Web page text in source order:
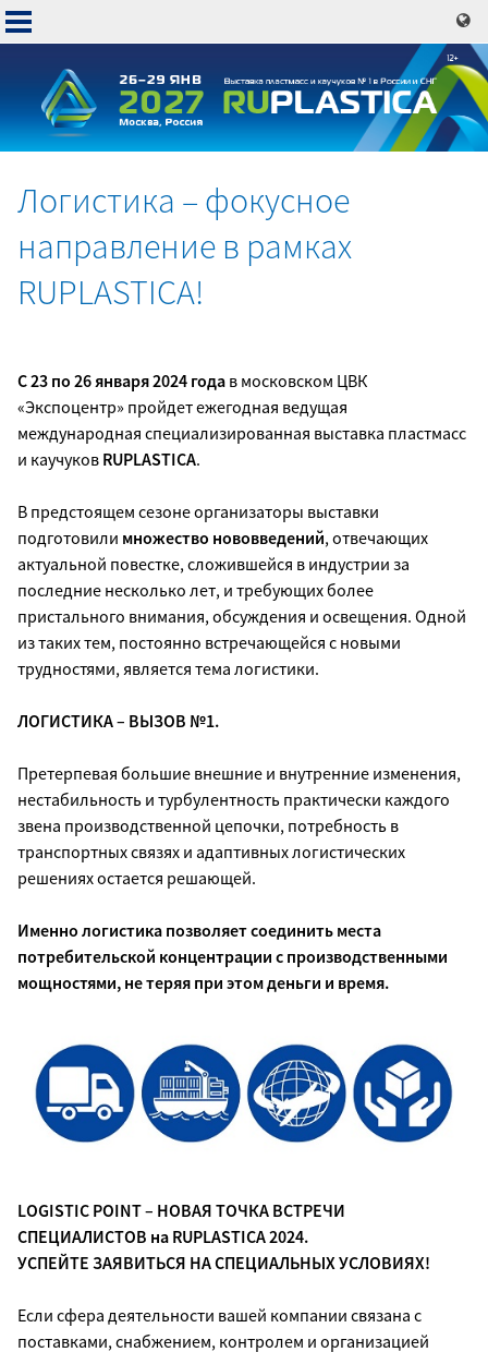
Перейти
к
основному
содержанию
Основная
навигация
Логистика – фокусное
направление в рамках
RUPLASTICA!
С 23 по 26 января 2024 года в московском ЦВК
«Экспоцентр» пройдет ежегодная ведущая
международная специализированная выставка пластмасс
и каучуков RUPLASTICA.
В предстоящем сезоне организаторы выставки
подготовили множество нововведений, отвечающих
актуальной повестке, сложившейся в индустрии за
последние несколько лет, и требующих более
пристального внимания, обсуждения и освещения. Одной
из таких тем, постоянно встречающейся с новыми
трудностями, является тема логистики.
ЛОГИСТИКА – ВЫЗОВ №1.
Претерпевая большие внешние и внутренние изменения,
нестабильность и турбулентность практически каждого
звена производственной цепочки, потребность в
транспортных связях и адаптивных логистических
решениях остается решающей.
Именно логистика позволяет соединить места
потребительской концентрации с производственными
мощностями, не теряя при этом деньги и время.
LOGISTIC POINT – НОВАЯ ТОЧКА ВСТРЕЧИ
СПЕЦИАЛИСТОВ на RUPLASTICA 2024.
УСПЕЙТЕ ЗАЯВИТЬСЯ НА СПЕЦИАЛЬНЫХ УСЛОВИЯХ!
Если сфера деятельности вашей компании связана с
поставками, снабжением, контролем и организацией